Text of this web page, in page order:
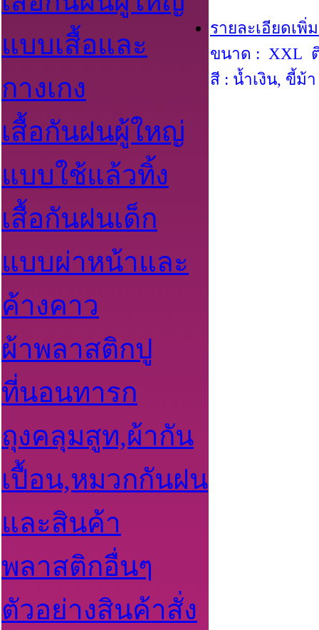
แบบเสื้อและ
กางเกง
เสื้อกันฝนผู้ใหญ่
แบบใช้แล้วทิ้ง
เสื้อกันฝนเด็ก
แบบผ่าหน้าและ
ค้างคาว
ผ้าพลาสติกปู
ที่นอนทารก
ถุงคลุมสูท,ผ้ากัน
เปื้อน,หมวกกันฝน
และสินค้า
พลาสติกอื่นๆ
ตัวอย่างสินค้าสั่ง
รายละเอียดเพิ่
ขนาด : XXL
สี : น้ำเงิน, ขี้ม้า